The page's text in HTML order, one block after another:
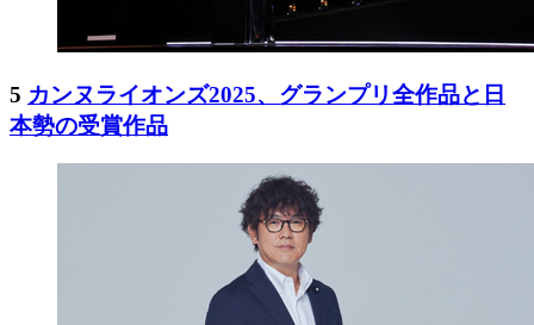
5 カンヌライオンズ2025、グランプリ全作品と日
本勢の受賞作品